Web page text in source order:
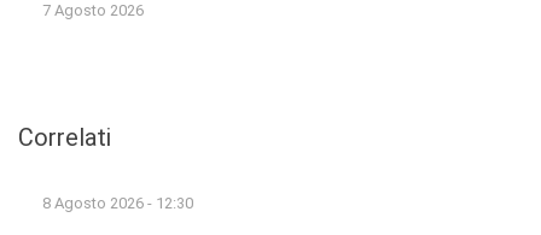
7 Agosto 2026
Correlati
8 Agosto 2026 - 12:30